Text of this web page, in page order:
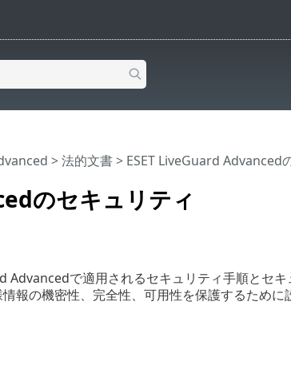
のセキュリティ
>法的文書> ESET LiveGuard Advanced
Advancedで適用されるセキュリティ手順とセ
報の機密性、完全性、可用性を保護するため